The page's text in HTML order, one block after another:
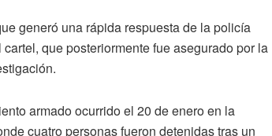
generó una rápida respuesta de la policía
que posteriormente fue asegurado por la
armado ocurrido el 20 de enero en la
cuatro personas fueron detenidas tras un